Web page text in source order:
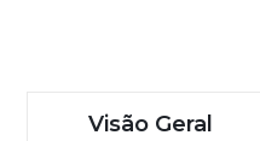
Visão Geral